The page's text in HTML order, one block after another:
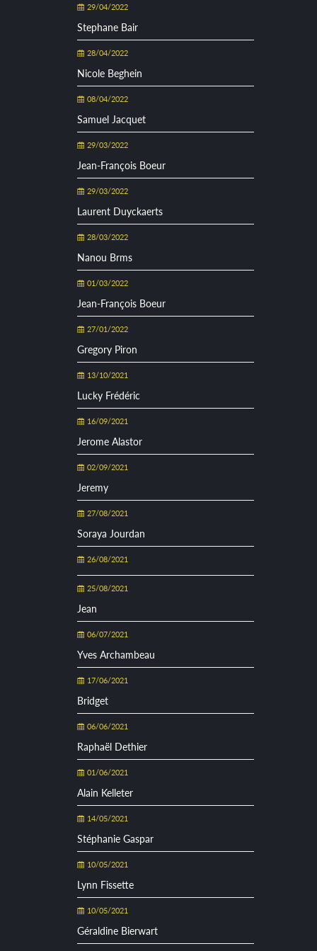
29/04/2022
Stephane Bair
28/04/2022
Nicole Beghein
08/04/2022
Samuel Jacquet
29/03/2022
Jean-François Boeur
29/03/2022
Laurent Duyckaerts
28/03/2022
Nanou Brms
01/03/2022
Jean-François Boeur
27/01/2022
Gregory Piron
13/10/2021
Lucky Frédéric
16/09/2021
Jerome Alastor
02/09/2021
Jeremy
27/08/2021
Soraya Jourdan
26/08/2021
25/08/2021
Jean
06/07/2021
Yves Archambeau
17/06/2021
Bridget
06/06/2021
Raphaël Dethier
01/06/2021
Alain Kelleter
14/05/2021
Stéphanie Gaspar
10/05/2021
Lynn Fissette
10/05/2021
Géraldine Bierwart